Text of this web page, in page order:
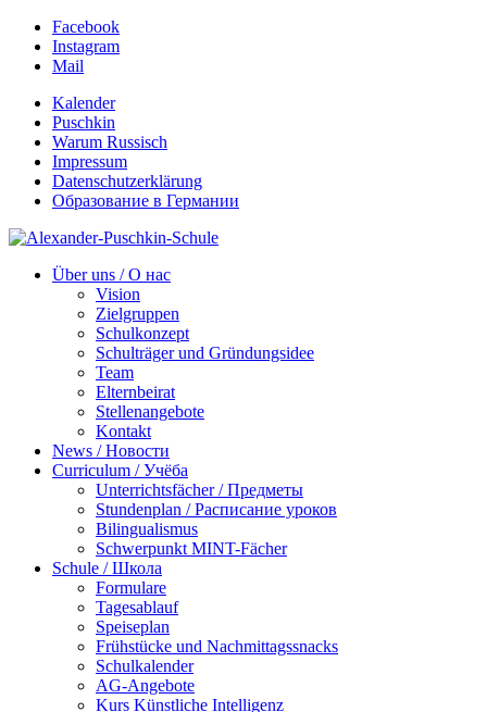
Facebook
Instagram
Mail
Kalender
Puschkin
Warum Russisch
Impressum
Datenschutzerklärung
Образование в Германии
Über uns / О нас
Vision
Zielgruppen
Schulkonzept
Schulträger und Gründungsidee
Team
Elternbeirat
Stellenangebote
Kontakt
News / Новости
Curriculum / Учёба
Unterrichtsfächer / Предметы
Stundenplan / Расписание уроков
Bilingualismus
Schwerpunkt MINT-Fächer
Schule / Школа
Formulare
Tagesablauf
Speiseplan
Frühstücke und Nachmittagssnacks
Schulkalender
AG-Angebote
Kurs Künstliche Intelligenz